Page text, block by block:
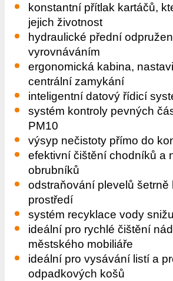
konstantní přítlak kartáčů,
jejich životnost
hydraulické přední
vyrovnáváním
ergonomická kabina,
centrální zamykání
inteligentní datový řídicí
systém kontroly pevných
PM10
výsyp nečistoty přímo do
efektivní čištění chodníků a
obrubníků
odstraňování plevelů šetrně
prostředí
systém recyklace vody
ideální pro rychlé čištění
městského mobiliáře
ideální pro vysávání listí a
odpadkových košů